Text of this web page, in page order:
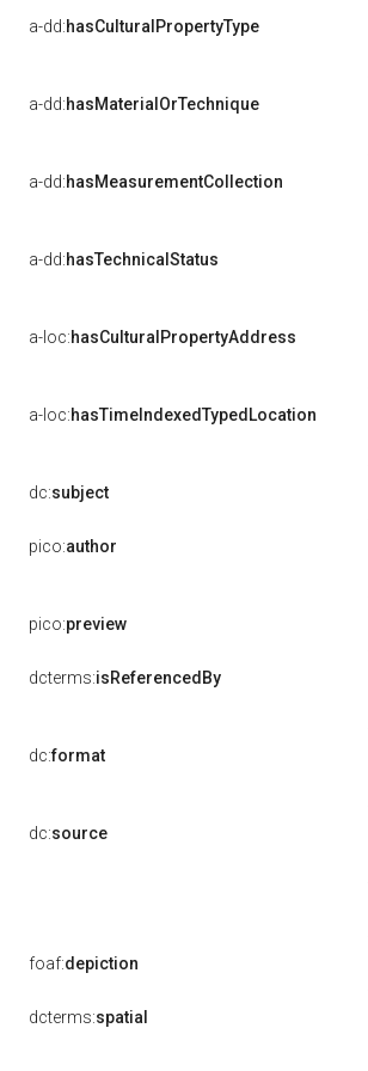
a-dd:hasCulturalPropertyType
a-dd:hasMaterialOrTechnique
a-dd:hasMeasurementCollection
a-dd:hasTechnicalStatus
a-loc:hasCulturalPropertyAddress
a-loc:hasTimeIndexedTypedLocation
dc:subject
pico:author
pico:preview
dcterms:isReferencedBy
dc:format
dc:source
foaf:depiction
dcterms:spatial